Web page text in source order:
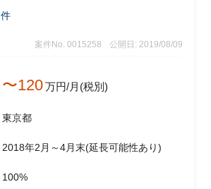
件
案件No. 0015258 公開日: 2019/08/09
〜120万円/月(税別)
東京都
2018年2月～4月末(延長可能性あり)
100%